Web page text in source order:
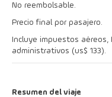
No reembolsable.
Precio final por pasajero.
Incluye impuestos
administrativos (us$ 133).
Resumen del viaje